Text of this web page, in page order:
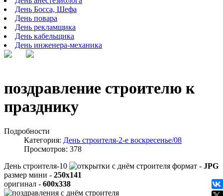
День Босса, Шефа
День повара
День рекламщика
День кабельщика
День инженера-механика
поздравление строителю к
празднику
Подробности
Категория: День строителя-2-е воскресенье/08
Просмотров: 378
День строителя-10
формат - JPG
размер мини - 250x141
оригинал - 600x338